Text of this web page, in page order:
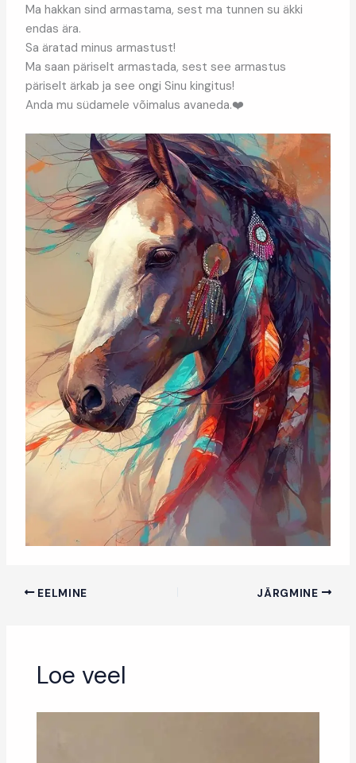
Ma hakkan sind armastama, sest ma tunnen su äkki
endas ära.
Sa äratad minus armastust!
Ma saan päriselt armastada, sest see armastus
päriselt ärkab ja see ongi Sinu kingitus!
Anda mu südamele võimalus avaneda.❤️
EELMINE JÄRGMINE
Loe veel